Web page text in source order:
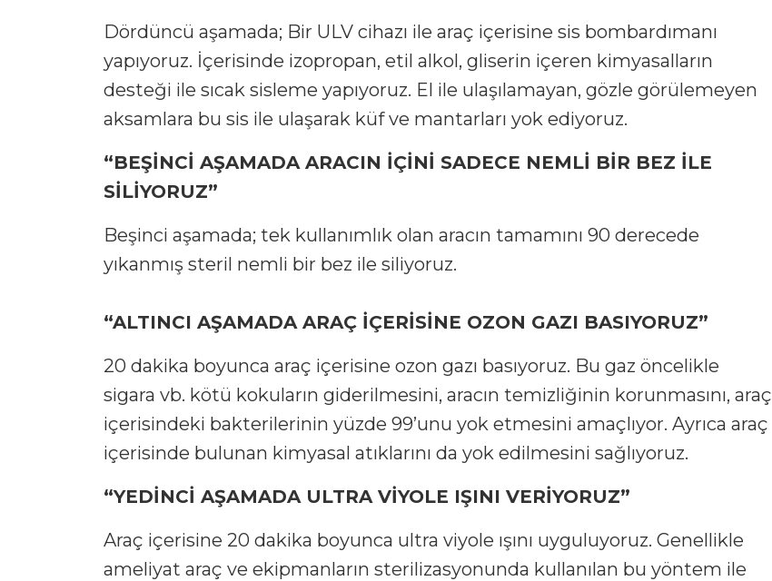
Dördüncü aşamada; Bir ULV cihazı ile araç içerisine sis bombardımanı
yapıyoruz. İçerisinde izopropan, etil alkol, gliserin içeren kimyasalların
desteği ile sıcak sisleme yapıyoruz. El ile ulaşılamayan, gözle görülemeyen
aksamlara bu sis ile ulaşarak küf ve mantarları yok ediyoruz.
“BEŞİNCİ AŞAMADA ARACIN İÇİNİ SADECE NEMLİ BİR BEZ İLE
SİLİYORUZ”
Beşinci aşamada; tek kullanımlık olan aracın tamamını 90 derecede
yıkanmış steril nemli bir bez ile siliyoruz.
“ALTINCI AŞAMADA ARAÇ İÇERİSİNE OZON GAZI BASIYORUZ”
20 dakika boyunca araç içerisine ozon gazı basıyoruz. Bu gaz öncelikle
sigara vb. kötü kokuların giderilmesini, aracın temizliğinin korunmasını, araç
içerisindeki bakterilerinin yüzde 99’unu yok etmesini amaçlıyor. Ayrıca araç
içerisinde bulunan kimyasal atıklarını da yok edilmesini sağlıyoruz.
“YEDİNCİ AŞAMADA ULTRA VİYOLE IŞINI VERİYORUZ”
Araç içerisine 20 dakika boyunca ultra viyole ışını uyguluyoruz. Genellikle
ameliyat araç ve ekipmanların sterilizasyonunda kullanılan bu yöntem ile